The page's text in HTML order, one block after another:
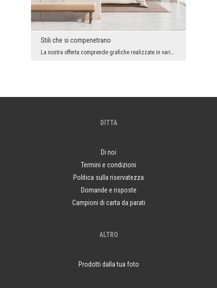
Stili che si compenetrano
La nostra offerta comprende grafiche realizzate in varie tecniche e stili, ma anche quelle che co...
DITTA
Di noi
Termini e condizioni
Politica sulla riservatezza
Domande e risposte
Campioni di carta da parati
ALTRO
Prodotti dalla tua foto